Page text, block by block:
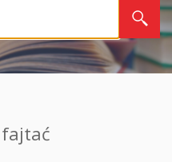
fajtać